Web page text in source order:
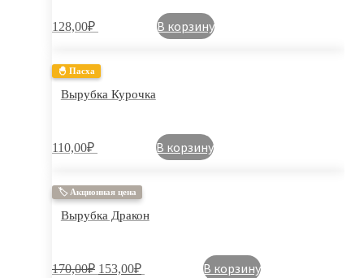
128,00₽ В корзину
🐣 Пасха
Вырубка Курочка
110,00₽ В корзину
🏷 Акционная цена
Вырубка Дракон
170,00₽ 153,00₽ В корзину